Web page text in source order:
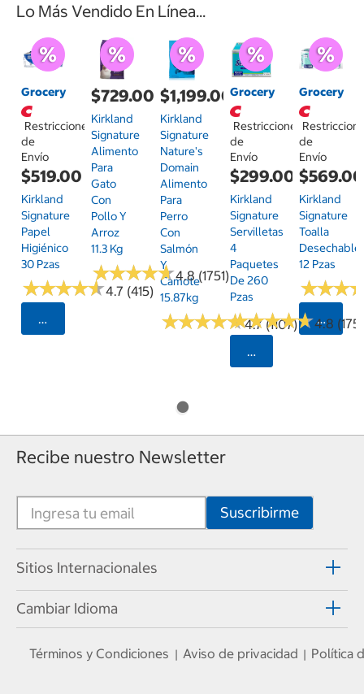
Lo Más Vendido En Línea...
Grocery
Restricciones
de
Envío
$519.00
Kirkland
Signature
Papel
Higiénico
30 Pzas
★★★★★
★★★★★4.7 (415)
Seleccionar Código Postal
$729.00
Kirkland
Signature
Alimento
Para
Gato
Con
Pollo Y
Arroz
11.3 Kg
★★★★★
★★★★★4.8 (1751)
$1,199.00
Kirkland
Signature
Nature's
Domain
Alimento
Para
Perro
Con
Salmón
Y
Camote
15.87kg
★★★★★
★★★★★4.7 (1107)
Grocery
Restricciones
de
Envío
$299.00
Kirkland
Signature
Servilletas
4
Paquetes
De 260
Pzas
★★★★★
★★★★★4.8 (175)
Seleccionar
Grocery
de
Envío
$569.00
Kirkland
Signature
Toalla
Desechable
12 Pzas
★★★
★★★
Recibe nuestro Newsletter
Sitios Internacionales
Cambiar Idioma
Términos y Condiciones | Aviso de privacidad | Política